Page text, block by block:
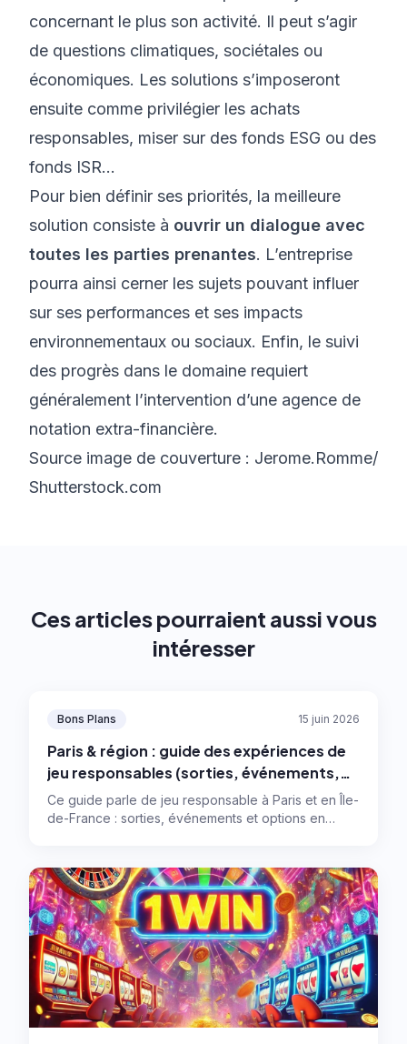
concernant le plus son activité. Il peut s’agir
de questions climatiques, sociétales ou
économiques. Les solutions s’imposeront
ensuite comme privilégier les achats
responsables, miser sur des fonds ESG ou des
fonds ISR…
Pour bien définir ses priorités, la meilleure
solution consiste à ouvrir un dialogue avec
toutes les parties prenantes. L’entreprise
pourra ainsi cerner les sujets pouvant influer
sur ses performances et ses impacts
environnementaux ou sociaux. Enfin, le suivi
des progrès dans le domaine requiert
généralement l’intervention d’une agence de
notation extra-financière.
Source image de couverture : Jerome.Romme/
Shutterstock.com
Ces articles pourraient aussi vous
intéresser
Bons Plans 15 juin 2026
Paris & région : guide des expériences de
jeu responsables (sorties, événements,
numérique)
Ce guide parle de jeu responsable à Paris et en Île-
de-France : sorties, événements et options en